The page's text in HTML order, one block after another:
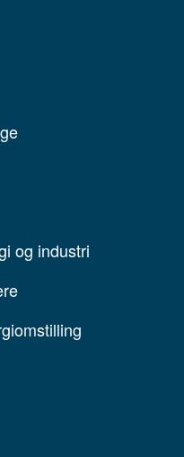
og industri